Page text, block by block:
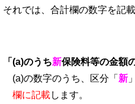
それでは、合計欄の数字を記
「(a)のうち新保険料等の金額
(a)の数字のうち、区分「 新
欄に記載します。